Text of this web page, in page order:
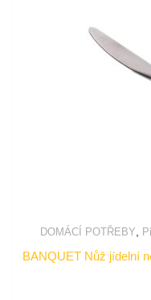
DOMÁCÍ POTŘEBY
BANQUET Nůž jídelní